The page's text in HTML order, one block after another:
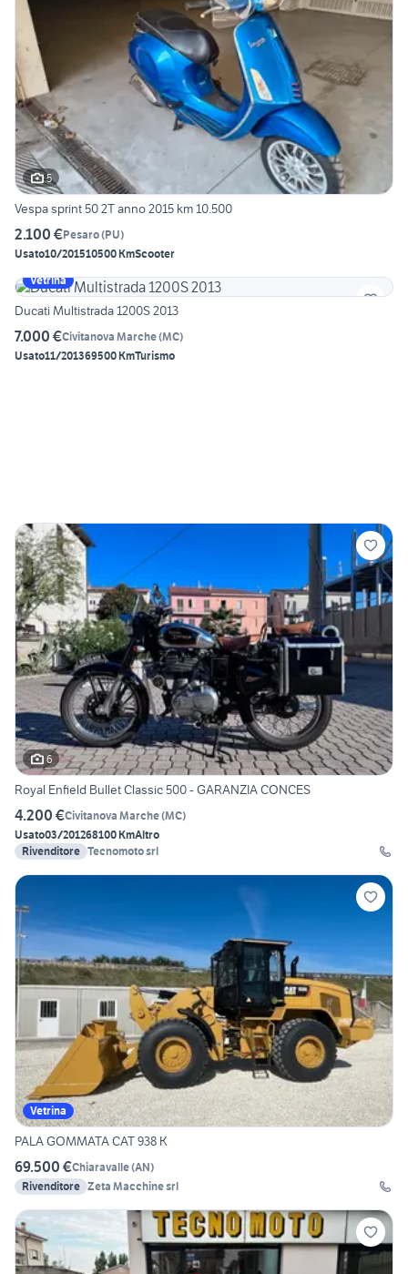
5
Vespa sprint 50 2T anno 2015 km 10.500
2.100 €Pesaro(PU)
Usato10/201510500 KmScooter
Vetrina
Ducati Multistrada 1200S 2013
7.000 €Civitanova Marche(MC)
Usato11/201369500 KmTurismo
6
Royal Enfield Bullet Classic 500 - GARANZIA CONCES
4.200 €Civitanova Marche(MC)
Usato03/201268100 KmAltro
Rivenditore Tecnomoto srl
Vetrina
PALA GOMMATA CAT 938 K
69.500 €Chiaravalle(AN)
Rivenditore Zeta Macchine srl